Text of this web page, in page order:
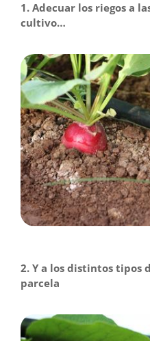
1. Adecuar los riegos a
cultivo…
2. Y a los distintos tipos
parcela